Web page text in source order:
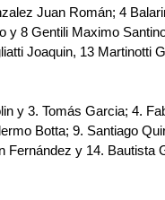
Juan Román; 4
y 8 Gentili Maximo
Joaquin, 13 Martinotti
y 3.⁠ ⁠Tomás Garcia; 4.⁠
Botta; 9.⁠ ⁠Santiago
Fernández y 14.⁠ ⁠Bautista